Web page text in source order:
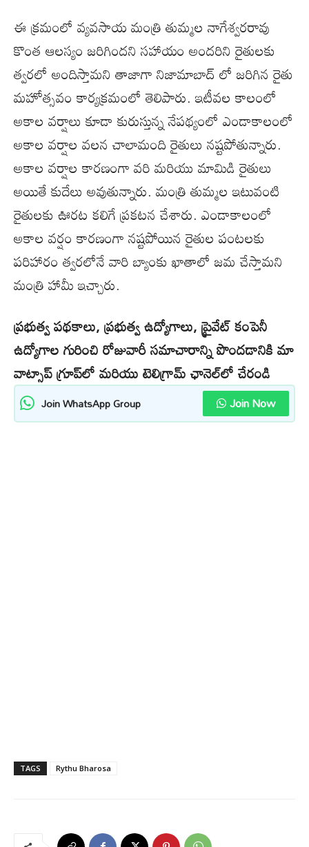
ఈ క్రమంలో వ్యవసాయ మంత్రి తుమ్మల నాగేశ్వరరావు
కొంత ఆలస్యం జరిగిందని సహాయం అందరిని రైతులకు
త్వరలో అందిస్తామని తాజాగా నిజామాబాద్ లో జరిగిన రైతు
మహోత్సవం కార్యక్రమంలో తెలిపారు. ఇటీవల కాలంలో
అకాల వర్షాలు కూడా కురుస్తున్న నేపథ్యంలో ఎండాకాలంలో
అకాల వర్షాల వలన చాలామంది రైతులు నష్టపోతున్నారు.
అకాల వర్షాల కారణంగా వరి మరియు మామిడి రైతులు
అయితే కుదేలు అవుతున్నారు. మంత్రి తుమ్మల ఇటువంటి
రైతులకు ఊరట కలిగే ప్రకటన చేశారు. ఎండాకాలంలో
అకాల వర్షం కారణంగా నష్టపోయిన రైతుల పంటలకు
పరిహారం త్వరలోనే వారి బ్యాంకు ఖాతాలో జమ చేస్తామని
మంత్రి హామీ ఇచ్చారు.
ప్రభుత్వ పథకాలు, ప్రభుత్వ ఉద్యోగాలు, ప్రైవేట్ కంపెనీ
ఉద్యోగాల గురించి రోజువారీ సమాచారాన్ని పొందడానికి మా
వాట్సాప్ గ్రూప్‌లో మరియు టెలిగ్రామ్ ఛానెల్‌లో చేరండి
Join WhatsApp Group Join Now
TAGS Rythu Bharosa